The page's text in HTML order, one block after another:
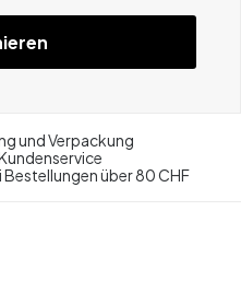
und Verpackung
über 80 CHF